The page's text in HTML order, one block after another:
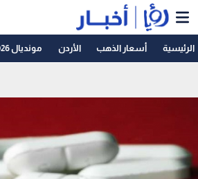
الرئيسية أسعار الذهب الأردن مونديال 2026